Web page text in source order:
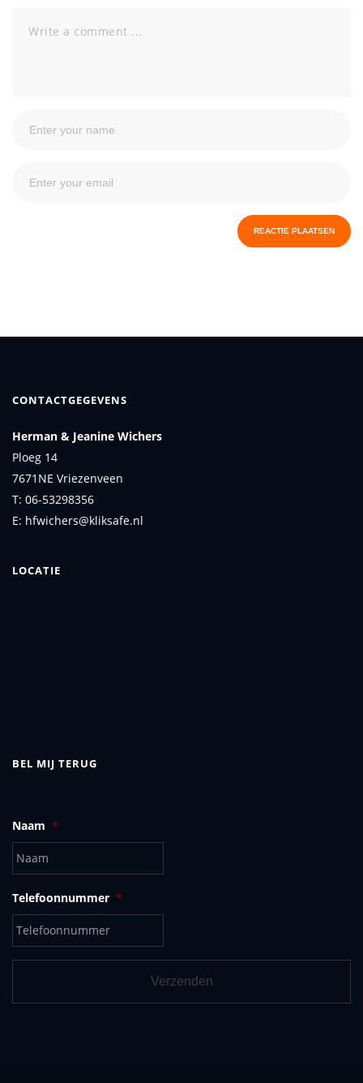
CONTACTGEGEVENS
Herman & Jeanine Wichers
Ploeg 14
7671NE Vriezenveen
T: 06-53298356
E: hfwichers@kliksafe.nl
LOCATIE
BEL MIJ TERUG
Naam *
Telefoonnummer *